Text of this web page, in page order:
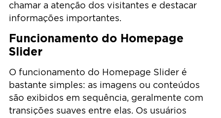
chamar a atenção dos visitantes e destacar
informações importantes.
Funcionamento do Homepage
Slider
O funcionamento do Homepage Slider é
bastante simples: as imagens ou conteúdos
são exibidos em sequência, geralmente com
transições suaves entre elas. Os usuários